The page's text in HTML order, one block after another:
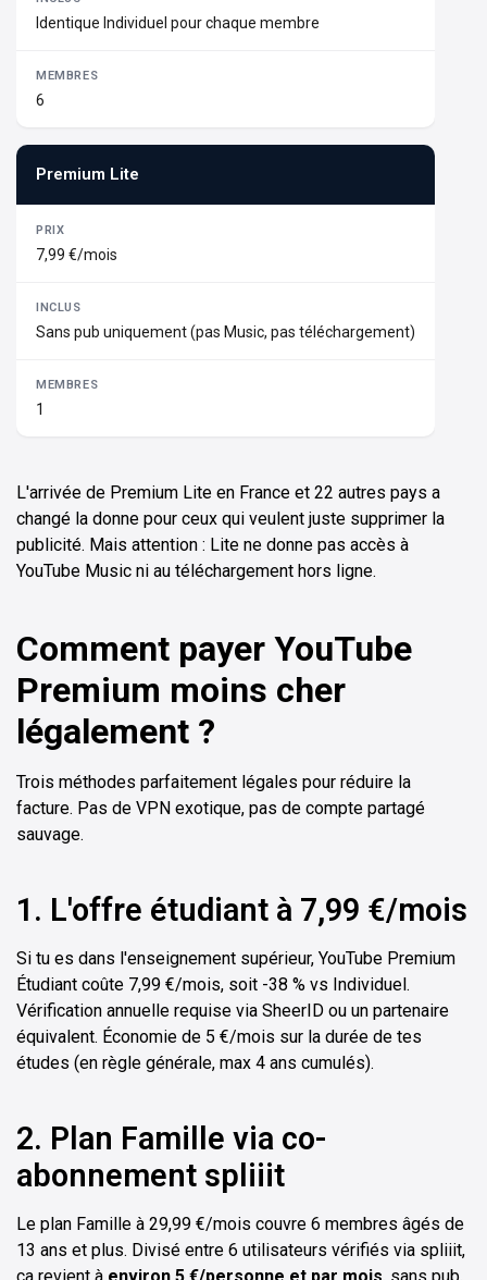
Identique Individuel pour chaque membre
6
Premium Lite
7,99 €/mois
Sans pub uniquement (pas Music, pas téléchargement)
1
L'arrivée de Premium Lite en France et 22 autres pays a
changé la donne pour ceux qui veulent juste supprimer la
publicité. Mais attention : Lite ne donne pas accès à
YouTube Music ni au téléchargement hors ligne.
Comment payer YouTube
Premium moins cher
légalement ?
Trois méthodes parfaitement légales pour réduire la
facture. Pas de VPN exotique, pas de compte partagé
sauvage.
1. L'offre étudiant à 7,99 €/mois
Si tu es dans l'enseignement supérieur, YouTube Premium
Étudiant coûte 7,99 €/mois, soit -38 % vs Individuel.
Vérification annuelle requise via SheerID ou un partenaire
équivalent. Économie de 5 €/mois sur la durée de tes
études (en règle générale, max 4 ans cumulés).
2. Plan Famille via co-
abonnement spliiit
Le plan Famille à 29,99 €/mois couvre 6 membres âgés de
13 ans et plus. Divisé entre 6 utilisateurs vérifiés via spliiit,